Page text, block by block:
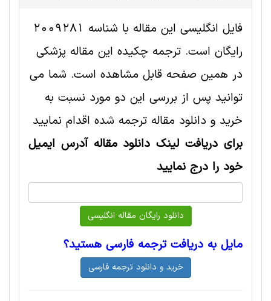
فایل انگلیسی این مقاله با شناسه 2009281
رایگان است. ترجمه چکیده این مقاله پزشکی
در همین صفحه قابل مشاهده است. شما می
توانید پس از بررسی این دو مورد نسبت به
خرید و دانلود مقاله ترجمه شده اقدام نمایید
برای دریافت لینک دانلود مقاله آدرس ایمیل
خود را درج نمایید
مایل به دریافت ترجمه فارسی هستید؟